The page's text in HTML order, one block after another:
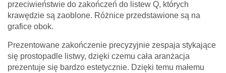
przeciwieństwie do zakończeń do listew Q, których
krawędzie są zaoblone. Różnice przedstawione są na
grafice obok.
Prezentowane zakończenie precyzyjnie zespaja stykające
się prostopadle listwy, dzięki czemu cała aranżacja
prezentuje się bardzo estetycznie. Dzięki temu małemu
Pytanie *